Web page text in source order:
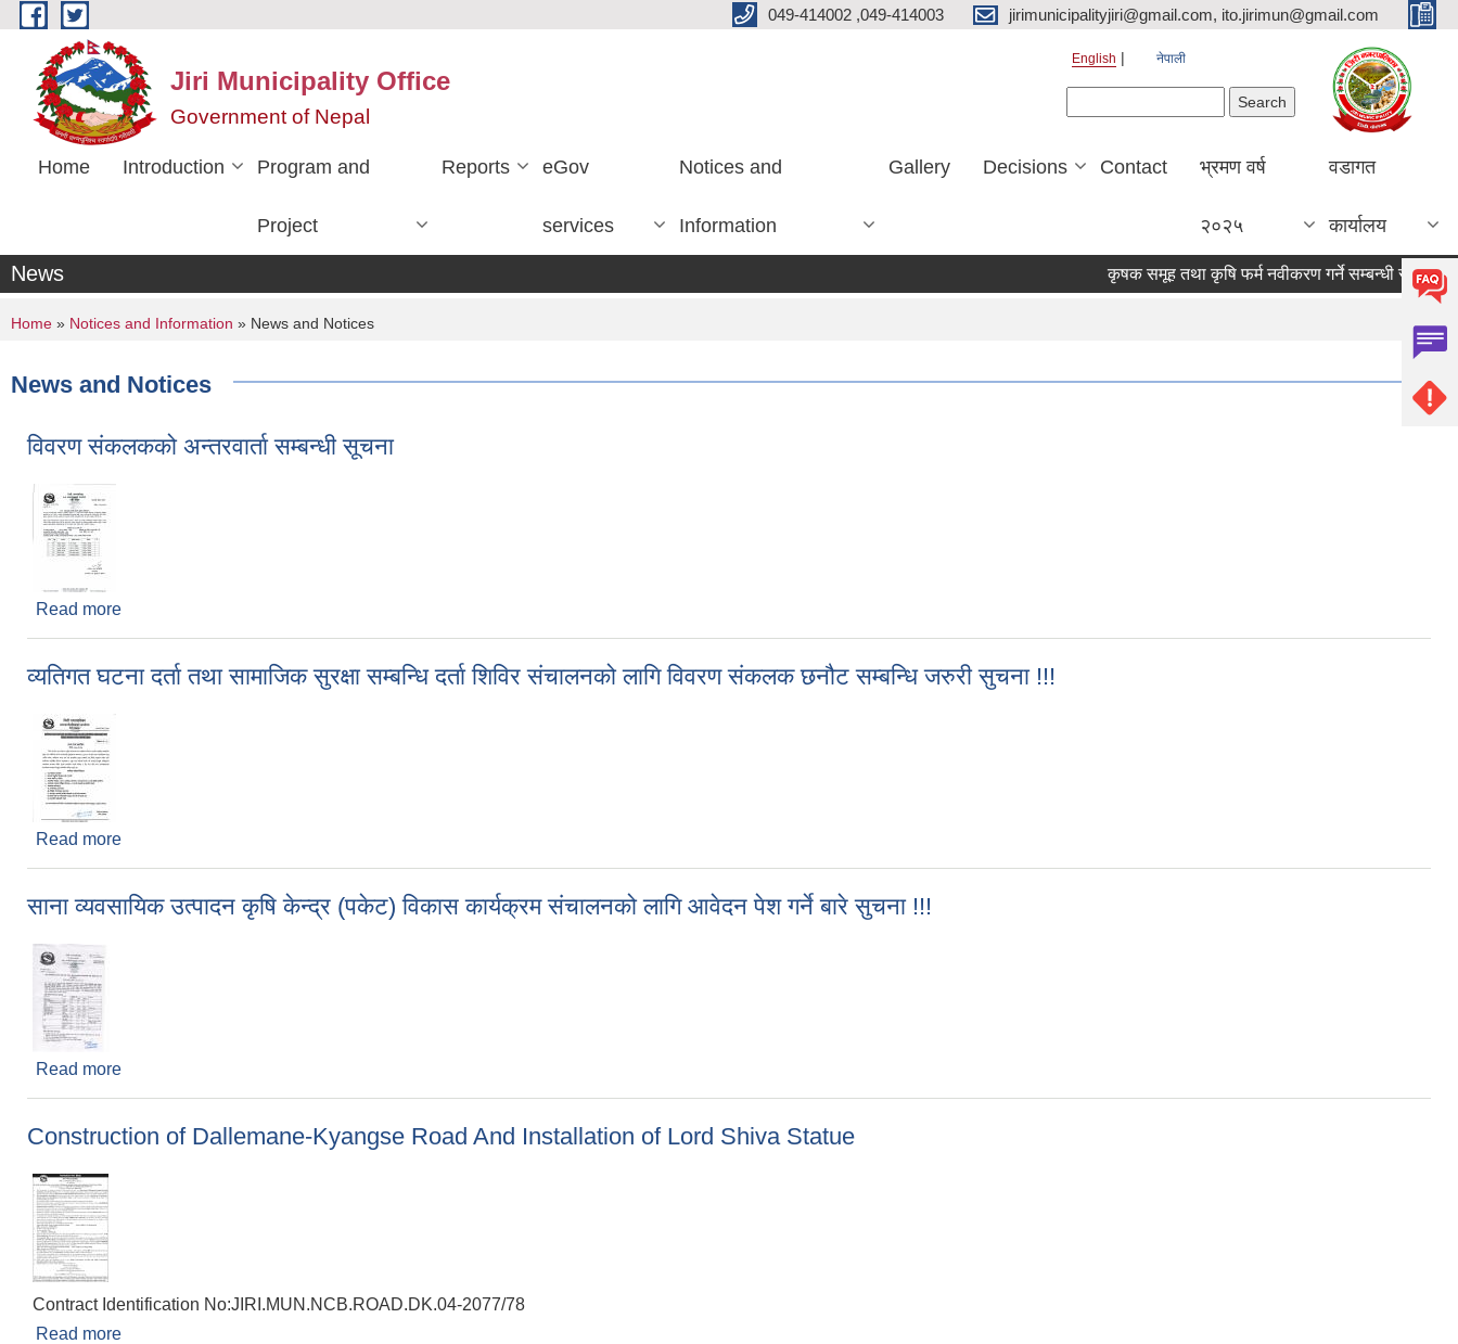
Skip to main content 049-414002 ,049-414003 jirimunicipalityjiri@gmail.com, ito.jirimun@gmail.com
Jiri Municipality Office
Government of Nepal
English नेपाली
Home Introduction Program and
Project
Reports eGov
services
Notices and
Information
Gallery Decisions Contact भ्रमण वर्ष
२०२५
वडागत
कार्यालय
News कृषक समूह तथा कृषि फर्म नवीकरण गर्ने सम्बन्धी सूचना !!!!
You are here
Home » Notices and Information » News and Notices
News and Notices
विवरण संकलकको अन्तरवार्ता सम्बन्धी सूचना
Read more
व्यतिगत घटना दर्ता तथा सामाजिक सुरक्षा सम्बन्धि दर्ता शिविर संचालनको लागि विवरण संकलक छनौट सम्बन्धि जरुरी सुचना !!!
Read more
साना व्यवसायिक उत्पादन कृषि केन्द्र (पकेट) विकास कार्यक्रम संचालनको लागि आवेदन पेश गर्ने बारे सुचना !!!
Read more
Construction of Dallemane-Kyangse Road And Installation of Lord Shiva Statue
Contract Identification No:JIRI.MUN.NCB.ROAD.DK.04-2077/78
Read more